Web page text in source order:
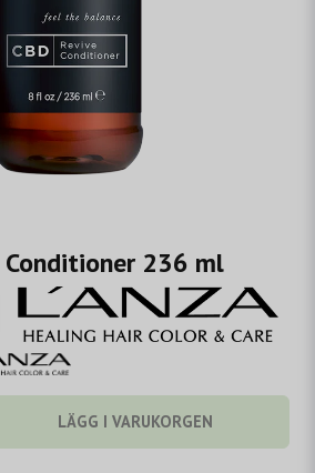
Conditioner 236 ml
LÄGG I VARUKORGEN